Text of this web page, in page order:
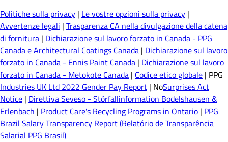
Politiche sulla privacy | Le vostre opzioni sulla privacy |
Avvertenze legali | Trasparenza CA nella divulgazione della catena
di fornitura | Dichiarazione sul lavoro forzato in Canada - PPG
Canada e Architectural Coatings Canada | Dichiarazione sul lavoro
forzato in Canada - Ennis Paint Canada | Dichiarazione sul lavoro
forzato in Canada - Metokote Canada | Codice etico globale | PPG
Industries UK Ltd 2022 Gender Pay Report | NoSurprises Act
Notice | Direttiva Seveso - Störfallinformation Bodelshausen &
Erlenbach | Product Care's Recycling Programs in Ontario | PPG
Brazil Salary Transparency Report (Relatório de Transparência
Salarial PPG Brasil)